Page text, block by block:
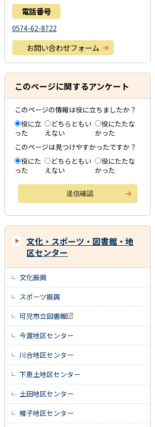
電話番号
0574-62-8722
お問い合わせフォーム
このページに関するアンケート
このページの情報は役に立ちましたか？
役に立
った
どちらともい
えない
役にたたな
かった
このページは見つけやすかったですか？
役にた
った
どちらともい
えない
役にたたな
かった
文化・スポーツ・図書館・地
区センター
文化振興
スポーツ振興
可児市立図書館
今渡地区センター
川合地区センター
下恵土地区センター
土田地区センター
帷子地区センター